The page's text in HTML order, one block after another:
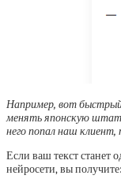
Например, вот
менять японскую
него попал наш клиент,
Если ваш текст станет
нейросети, вы получите: